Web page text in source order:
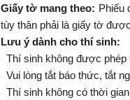
Giấy tờ mang theo: Phiếu
tùy thân phải là giấy tờ
Lưu ý dành cho thí sinh:
Thí sinh không được phép
Vui lòng tắt báo thức, tắt
Thí sinh không có thời